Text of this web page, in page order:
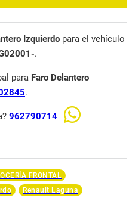
Izquierdo para el vehículo
.
para Faro Delantero
.
962790714
FRONTAL
Renault Laguna